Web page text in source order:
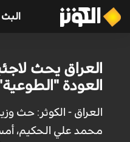
العراق يحث
العودة "الطوعية"
العراق - الكوثر: حث
محمد علي الحكيم،